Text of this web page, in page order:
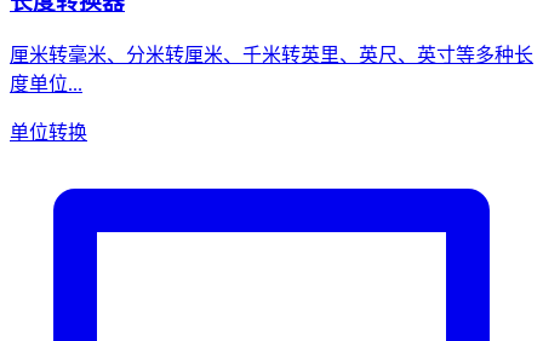
厘米转毫米、分米转厘米、千米转英里、英尺、英寸等多种长
度单位...
单位转换